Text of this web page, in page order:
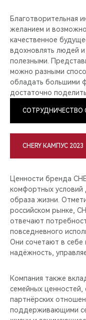
Благотворительная
желанием и
качественное
вдохновлять людей
полезными.
можно разными
обладать большими
достаточно
СОТРУДНИЧЕСТВО
CHERY КАМПУС 2023
Ценности бренда
комфортных условий
образа жизни.
российском рынке,
отвечают
повседневного
Они сочетают в себе
надёжность,
Компания также
семейных ценностей,
партнёрских
поддерживающими